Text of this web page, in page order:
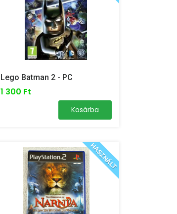
Lego Batman 2 - PC
1 300 Ft
Kosárba
HASZNÁLT